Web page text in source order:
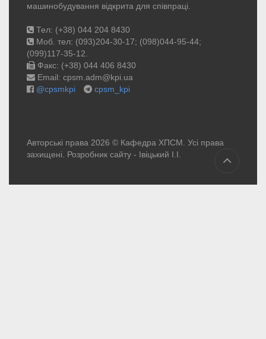
машинобудування відкрита для співпраці.
Тел: (+38) 044 204 8430
Моб. тел: (093)204-30-17; (098)044-95-44;
(099)117-35-12.
Факс: (+38) 044 406 8430
Email: cpsm.adm@kpi.ua
@cpsmkpi
cpsm_kpi
Авторські права 2026 © Кафедра ХПСМ. Усі права
захищені. Розробник сайту - Івіцький І.І.